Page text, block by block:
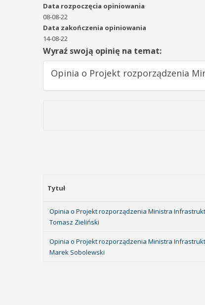
Data rozpoczęcia opiniowania
08-08-22
Data zakończenia opiniowania
14-08-22
Wyraź swoją opinię na temat:
Opinia o Projekt rozporządzenia
Tytuł
Opinia o Projekt rozporządzenia Ministra
Tomasz Zieliński
Opinia o Projekt rozporządzenia Ministra
Marek Sobolewski